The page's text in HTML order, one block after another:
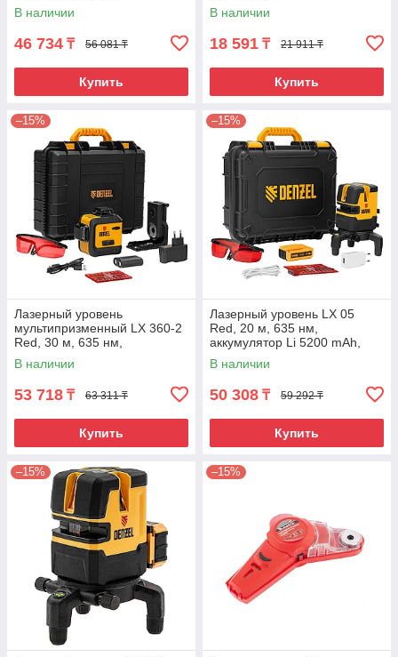
В наличии
46 734 ₸ 56 081 ₸
Купить
В наличии
18 591 ₸ 21 911 ₸
Купить
–15%
Лазерный уровень
мультипризменный LX 360-2
Red, 30 м, 635 нм,
аккумулятор Li 2800 мАч,
резьба 5/8" Denzel
В наличии
53 718 ₸ 63 311 ₸
Купить
–15%
Лазерный уровень LX 05
Red, 20 м, 635 нм,
аккумулятор Li 5200 mAh,
резьба 5/8" Denzel
В наличии
50 308 ₸ 59 292 ₸
Купить
–15% –15%